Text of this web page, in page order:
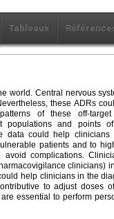
Tableaux
world. Central nervous
these ADRs
of these off-
populations and points
data could help
patients and to
complications.
clinicians)
help clinicians in the
to adjust doses
essential to perform